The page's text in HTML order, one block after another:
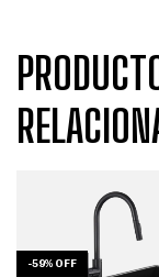
-59% OFF